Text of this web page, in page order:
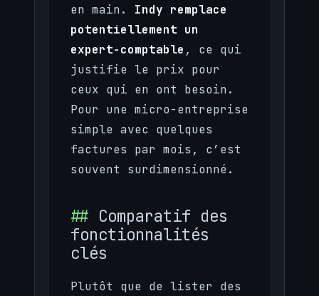
en main. Indy remplace
potentiellement un
expert-comptable , ce qui
justifie le prix pour
ceux qui en ont besoin.
Pour une micro-entreprise
simple avec quelques
factures par mois, c’est
souvent surdimensionné.
Comparatif des
fonctionnalités
clés
Plutôt que de lister des